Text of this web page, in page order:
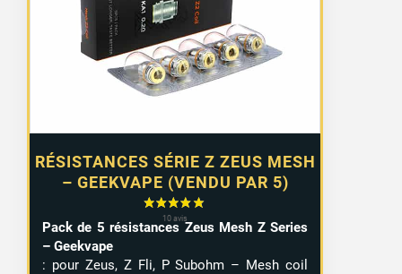
RÉSISTANCES SÉRIE Z ZEUS MESH
– GEEKVAPE (VENDU PAR 5)
Pack de 5 résistances Zeus Mesh Z Series
– Geekvape
: pour Zeus, Z Fli, P Subohm – Mesh coil